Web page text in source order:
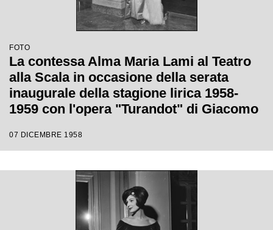
FOTO
La contessa Alma Maria Lami al Teatro
alla Scala in occasione della serata
inaugurale della stagione lirica 1958-
1959 con l'opera "Turandot" di Giacomo
regia di Margherita Walmann
07 DICEMBRE 1958